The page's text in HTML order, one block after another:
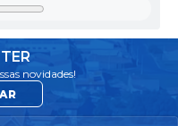
novidades!